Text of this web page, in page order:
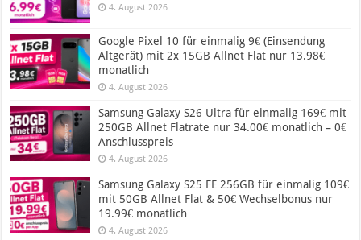
4. August 2026
Google Pixel 10 für einmalig 9€ (Einsendung
Altgerät) mit 2x 15GB Allnet Flat nur 13.98€
monatlich
4. August 2026
Samsung Galaxy S26 Ultra für einmalig 169€ mit
250GB Allnet Flatrate nur 34.00€ monatlich – 0€
Anschlusspreis
4. August 2026
Samsung Galaxy S25 FE 256GB für einmalig 109€
mit 50GB Allnet Flat & 50€ Wechselbonus nur
19.99€ monatlich
4. August 2026